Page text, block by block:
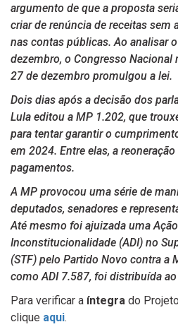
argumento de que a proposta
criar de renúncia de receitas sem
nas contas públicas. Ao analisar
dezembro, o Congresso Nacional
27 de dezembro promulgou a lei.
Dois dias após a decisão dos
Lula editou a MP 1.202, que
para tentar garantir o
em 2024. Entre elas, a
pagamentos.
A MP provocou uma série de
deputados, senadores e
Até mesmo foi ajuizada uma
Inconstitucionalidade (ADI) no
(STF) pelo Partido Novo contra a
como ADI 7.587, foi distribuída
Para verificar a íntegra do
clique aqui.